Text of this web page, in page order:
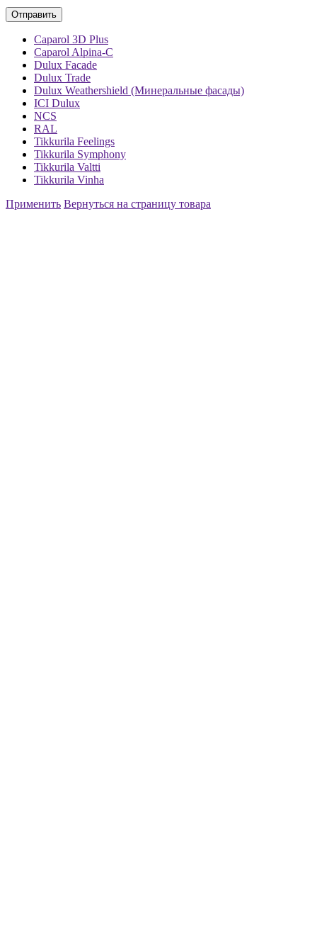
Caparol 3D Plus
Caparol Alpina-C
Dulux Facade
Dulux Trade
Dulux Weathershield (Минеральные фасады)
ICI Dulux
NCS
RAL
Tikkurila Feelings
Tikkurila Symphony
Tikkurila Valtti
Tikkurila Vinha
Применить Вернуться на страницу товара